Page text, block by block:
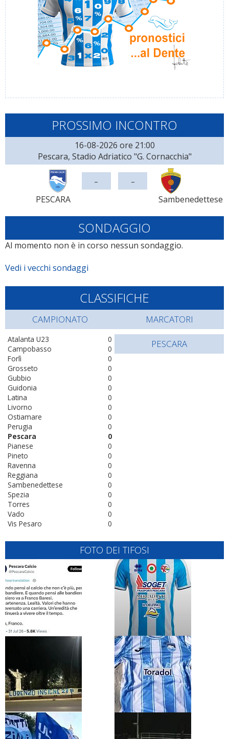
PROSSIMO INCONTRO
16-08-2026 ore 21:00
Pescara, Stadio Adriatico "G. Cornacchia"
PESCARA
- -
Sambenedettese
SONDAGGIO
Al momento non è in corso nessun sondaggio.
Vedi i vecchi sondaggi
CLASSIFICHE
CAMPIONATO
0
Atalanta U23
0
Campobasso
0
Forlì
0
Grosseto
0
Gubbio
0
Guidonia
0
Latina
0
Livorno
0
Ostiamare
0
Perugia
0
Pescara
0
Pianese
0
Pineto
0
Ravenna
0
Reggiana
0
Sambenedettese
0
Spezia
0
Torres
0
Vado
0
Vis Pesaro
MARCATORI
PESCARA
FOTO DEI TIFOSI